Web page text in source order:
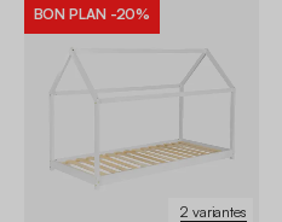
2 variantes
BON PLAN -20%